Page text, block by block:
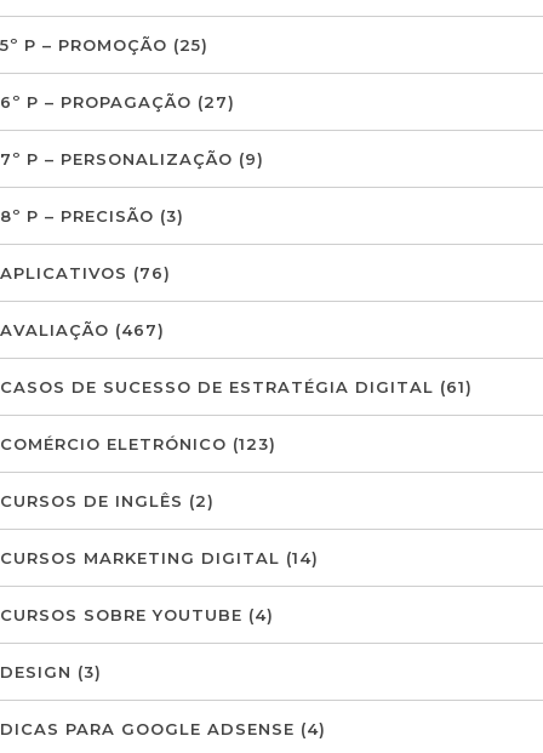
5º P – PROMOÇÃO (25)
6º P – PROPAGAÇÃO (27)
7º P – PERSONALIZAÇÃO (9)
8º P – PRECISÃO (3)
APLICATIVOS (76)
AVALIAÇÃO (467)
CASOS DE SUCESSO DE ESTRATÉGIA DIGITAL (61)
COMÉRCIO ELETRÓNICO (123)
CURSOS DE INGLÊS (2)
CURSOS MARKETING DIGITAL (14)
CURSOS SOBRE YOUTUBE (4)
DESIGN (3)
DICAS PARA GOOGLE ADSENSE (4)